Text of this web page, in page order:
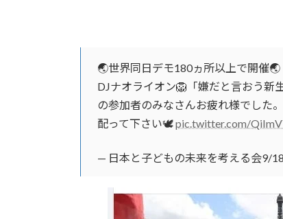
🌏世界同日デモ180ヵ所以上で開催🌏
DJナオライオン🦁「嫌だと言おう新
の参加者のみなさんお疲れ様でした
配って下さい🕊pic.twitter.com/
— 日本と子どもの未来を考える会9/